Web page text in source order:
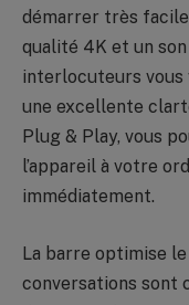
démarrer très
qualité 4K et un
interlocuteurs vous
une excellente
Plug & Play, vous
l’appareil à votre
immédiatement.
La barre optimise
conversations sont